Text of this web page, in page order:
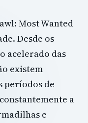
Most Wanted
Desde os
acelerado das
existem
períodos de
a
e